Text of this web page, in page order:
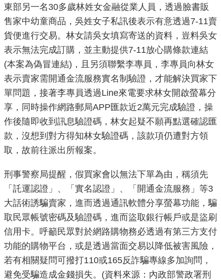
點
業
務
廉
政
園
地
為
服
務
網
站
導
覽
回
首
頁
東部另一名30多歲林姓女金融從業人員，透過臉書販
售家中幼童商品，吳姓女子私訊後表示有意透過7-11賣
貨便進行交易。林女請吳女填寫寄送的資料，豈料吳女
表示無法完成訂購，並主動提供7-11放心購條款連結
(本案為偽冒連結)，且另須聯繫李專員，李專員向林女
表示賣家需開通金流服務實名制驗證，才能解決買家下
單問題，接著李專員透過Line來電要求林女開啟螢幕分
享，同時操作網路郵局APP匯款近2萬元完成驗證，操
作後隨即收到訊息驗證碼，林女起疑不願再點選確認匯
款，沒想到對方得知林女驗證碼，該款項仍遭對方領
取，故前往派出所報案。
刑事警察局提醒，假買家會以無法下單為由，稱須先
「託運認證」、「實名認證」、「開通金流服務」等3
大話術誘騙賣家，進而透過通訊軟體分享螢幕功能，騙
取民眾帳號密碼及驗證碼，進而盜取銀行帳戶或是盜刷
信用卡。呼籲民眾對於網路購物務必透過有第三方支付
功能的購物平台，或是透過當面交易以降低被害風險，
若有相關疑問可撥打110或165反詐騙專線多加詢問，
避免受騙造成金錢損失。(資料來源：內政部警政署刑